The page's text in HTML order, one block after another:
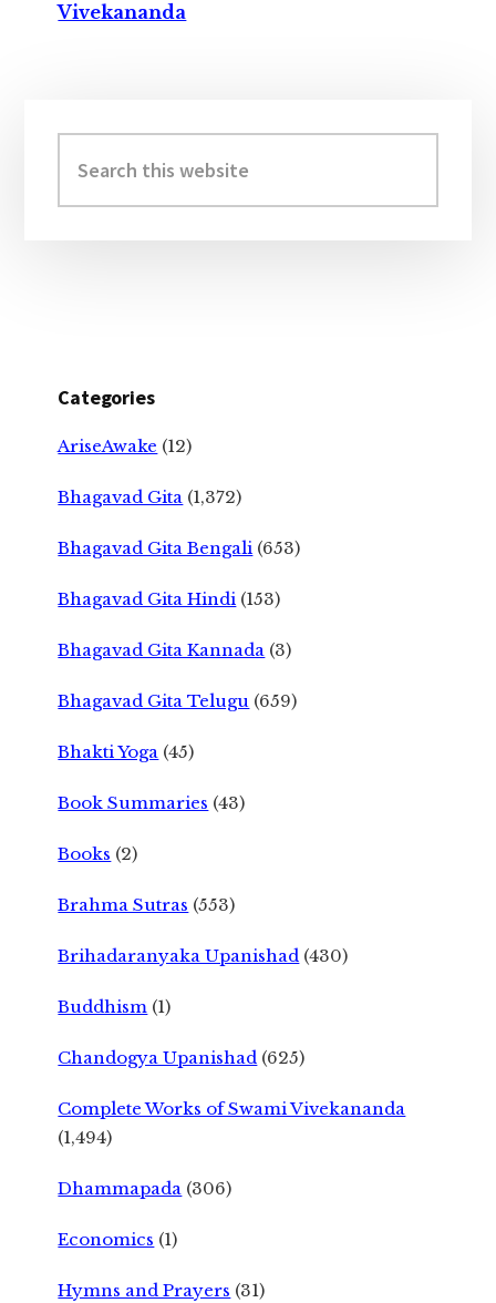
Vivekananda
Sidebar
this
website
Categories
AriseAwake (12)
Bhagavad Gita (1,372)
Bhagavad Gita Bengali (653)
Bhagavad Gita Hindi (153)
Bhagavad Gita Kannada (3)
Bhagavad Gita Telugu (659)
Bhakti Yoga (45)
Book Summaries (43)
Books (2)
Brahma Sutras (553)
Brihadaranyaka Upanishad (430)
Buddhism (1)
Chandogya Upanishad (625)
Complete Works of Swami Vivekananda
(1,494)
Dhammapada (306)
Economics (1)
Hymns and Prayers (31)